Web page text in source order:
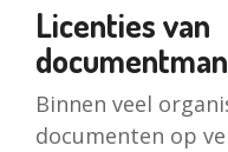
Licenties van
Binnen veel
documenten op